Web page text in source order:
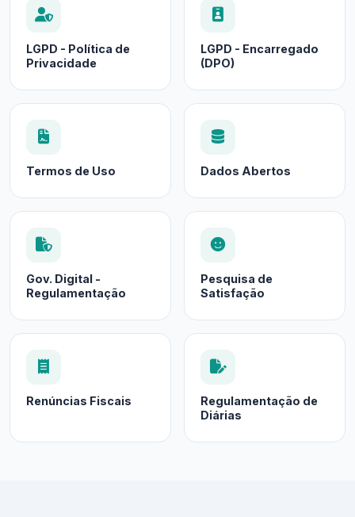
LGPD - Política de
Privacidade
LGPD - Encarregado
(DPO)
Termos de Uso Dados Abertos
Gov. Digital -
Regulamentação
Pesquisa de
Satisfação
Renúncias Fiscais
Regulamentação de
Diárias